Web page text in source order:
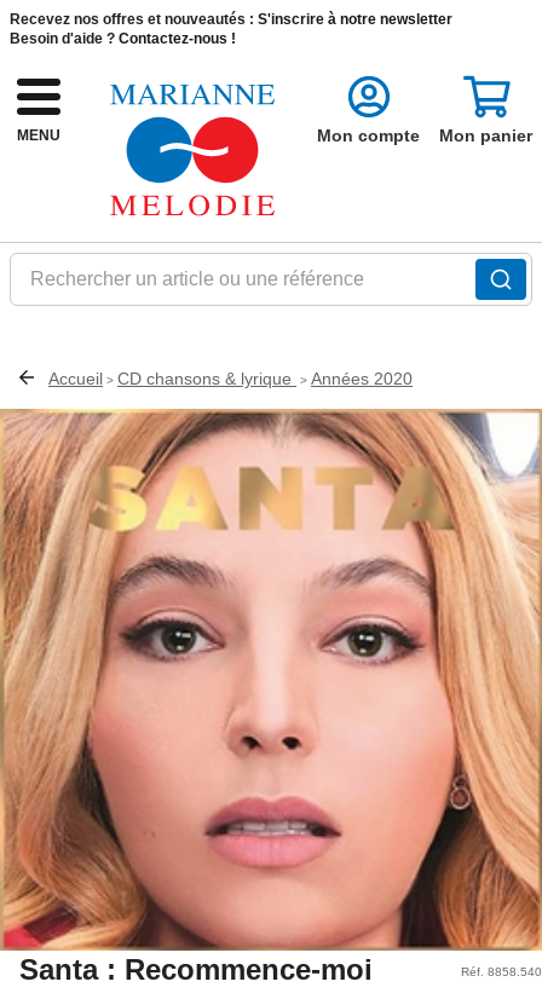
Recevez nos offres et nouveautés : S'inscrire à notre newsletter
Besoin d'aide ? Contactez-nous !
MENU
Rechercher un article ou une référence
Mon compte Mon panier
Accueil > CD chansons & lyrique > Années 2020
Santa : Recommence-moi Réf. 8858.540